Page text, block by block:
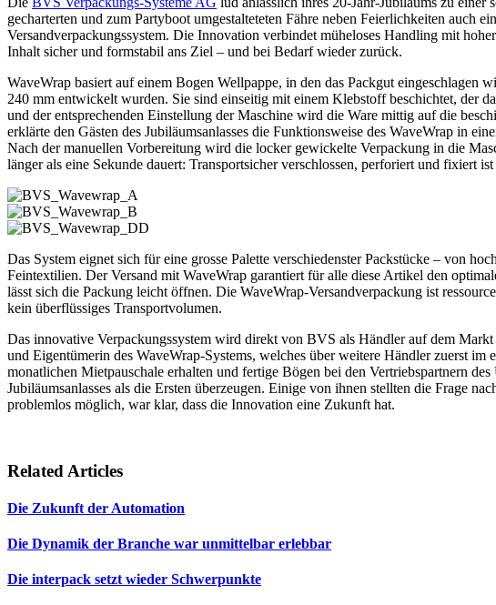
gecharterten und zum Partyboot umgestalteteten Fähre neben Feierlichkeiten auch
Versandverpackungssystem. Die Innovation verbindet müheloses Handling mit
Inhalt sicher und formstabil ans Ziel – und bei Bedarf wieder zurück.
WaveWrap basiert auf einem Bogen Wellpappe, in den das Packgut
240 mm entwickelt wurden. Sie sind einseitig mit einem Klebstoff beschichtet, der
und der entsprechenden Einstellung der Maschine wird die Ware mittig auf die
erklärte den Gästen des Jubiläumsanlasses die Funktionsweise des WaveWrap in
Nach der manuellen Vorbereitung wird die locker gewickelte Verpackung in die
länger als eine Sekunde dauert: Transportsicher verschlossen, perforiert und fixiert
Das System eignet sich für eine grosse Palette verschiedenster Packstücke – von
Feintextilien. Der Versand mit WaveWrap garantiert für alle diese Artikel den
lässt sich die Packung leicht öffnen. Die WaveWrap-Versandverpackung ist
kein überflüssiges Transportvolumen.
Das innovative Verpackungssystem wird direkt von BVS als Händler auf dem
und Eigentümerin des WaveWrap-Systems, welches über weitere Händler zuerst
monatlichen Mietpauschale erhalten und fertige Bögen bei den Vertriebspartnern
Jubiläumsanlasses als die Ersten überzeugen. Einige von ihnen stellten die Frage
problemlos möglich, war klar, dass die Innovation eine Zukunft hat.
Related Articles
Die Zukunft der Automation
Die Dynamik der Branche war unmittelbar erlebbar
Die interpack setzt wieder Schwerpunkte